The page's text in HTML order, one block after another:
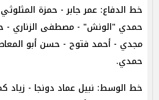
خط الدفاع: عمر جابر - حمزة
حمدي "الونش" - مصطفى الزناري -
مجدي - أحمد فتوح - حسن أبو
حمدي.
خط الوسط: نبيل عماد دونجا - زياد